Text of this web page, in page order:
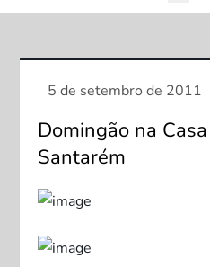
Domingão na
Santarém